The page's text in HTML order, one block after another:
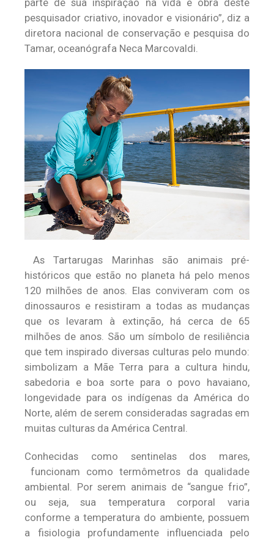
parte de sua inspiração na vida e obra deste
pesquisador criativo, inovador e visionário”, diz a
diretora nacional de conservação e pesquisa do
Tamar, oceanógrafa Neca Marcovaldi.
As Tartarugas Marinhas são animais pré-
históricos que estão no planeta há pelo menos
120 milhões de anos. Elas conviveram com os
dinossauros e resistiram a todas as mudanças
que os levaram à extinção, há cerca de 65
milhões de anos. São um símbolo de resiliência
que tem inspirado diversas culturas pelo mundo:
simbolizam a Mãe Terra para a cultura hindu,
sabedoria e boa sorte para o povo havaiano,
longevidade para os indígenas da América do
Norte, além de serem consideradas sagradas em
muitas culturas da América Central.
Conhecidas como sentinelas dos mares,
funcionam como termômetros da qualidade
ambiental. Por serem animais de “sangue frio”,
ou seja, sua temperatura corporal varia
conforme a temperatura do ambiente, possuem
a fisiologia profundamente influenciada pelo